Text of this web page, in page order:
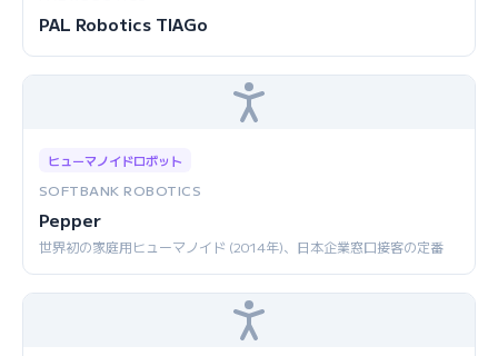
PAL Robotics TIAGo
ヒューマノイドロボット
SOFTBANK ROBOTICS
Pepper
世界初の家庭用ヒューマノイド (2014年)、日本企業窓口接客の定番